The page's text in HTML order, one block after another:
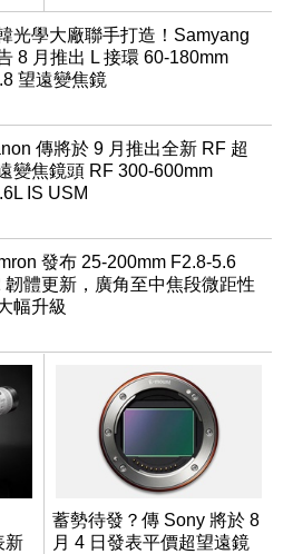
行修復
光學大廠聯手打造！Samyang
8 月推出 L 接環 60-180mm
望遠變焦鏡
傳將於 9 月推出全新 RF 超
變焦鏡頭 RF 300-600mm
IS USM
發布 25-200mm F2.8-5.6
韌體更新，廣角至中焦段微距性
幅升級
新
蓄勢待發？傳 Sony 將於 8
月 4 日發表平價超望遠鏡